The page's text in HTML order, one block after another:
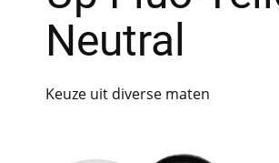
Neutral
Keuze uit diverse maten